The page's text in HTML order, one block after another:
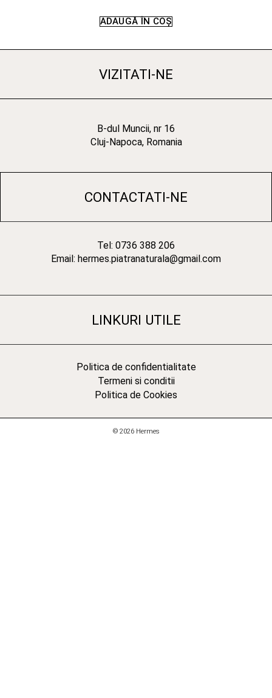
ADAUGĂ ÎN COȘ
VIZITATI-NE
B-dul Muncii, nr 16
Cluj-Napoca, Romania
CONTACTATI-NE
Tel: 0736 388 206
Email: hermes.piatranaturala@gmail.com
LINKURI UTILE
Politica de confidentialitate
Termeni si conditii
Politica de Cookies
© 2026 Hermes